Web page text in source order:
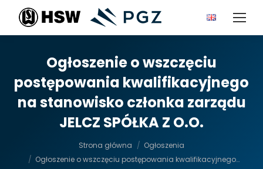
Ogłoszenie o wszczęciu
postępowania kwalifikacyjnego
na stanowisko członka zarządu
JELCZ SPÓŁKA Z O.O.
Strona główna
Ogłoszenia
Ogłoszenie o wszczęciu postępowania kwalifikacyjnego…